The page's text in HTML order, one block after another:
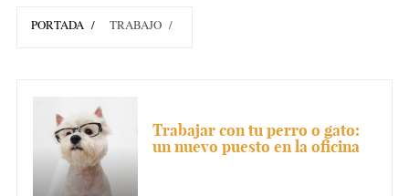
PORTADA TRABAJO
Trabajar con tu perro o gato:
un nuevo puesto en la oficina